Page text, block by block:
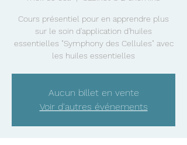
Cours présentiel pour en apprendre plus
sur le soin d'application d'huiles
essentielles "Symphony des Cellules" avec
les huiles essentielles
Aucun billet en vente
Voir d'autres événements